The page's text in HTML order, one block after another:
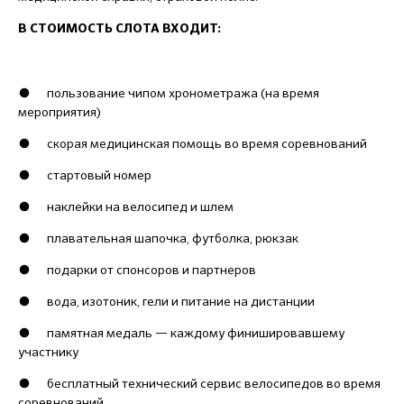
В СТОИМОСТЬ СЛОТА ВХОДИТ:
● пользование чипом хронометража (на время
мероприятия)
● скорая медицинская помощь во время соревнований
● стартовый номер
● наклейки на велосипед и шлем
● плавательная шапочка, футболка, рюкзак
● подарки от спонсоров и партнеров
● вода, изотоник, гели и питание на дистанции
● памятная медаль — каждому финишировавшему
участнику
● бесплатный технический сервис велосипедов во время